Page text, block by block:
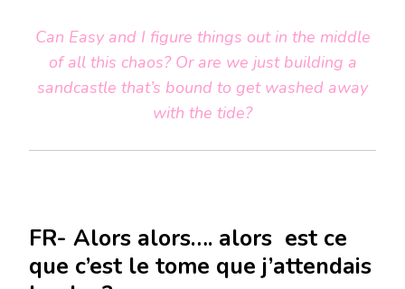
Can Easy and I figure things out in the middle
of all this chaos? Or are we just building a
sandcastle that’s bound to get washed away
with the tide?
FR- Alors alors…. alors est ce
que c’est le tome que j’attendais